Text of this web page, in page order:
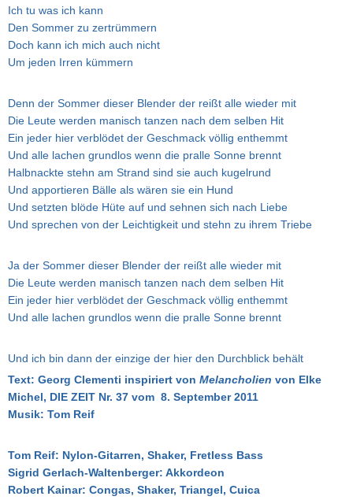
Ich tu was ich kann
Den Sommer zu zertrümmern
Doch kann ich mich auch nicht
Um jeden Irren kümmern
Denn der Sommer dieser Blender der reißt alle wieder mit
Die Leute werden manisch tanzen nach dem selben Hit
Ein jeder hier verblödet der Geschmack völlig enthemmt
Und alle lachen grundlos wenn die pralle Sonne brennt
Halbnackte stehn am Strand sind sie auch kugelrund
Und apportieren Bälle als wären sie ein Hund
Und setzten blöde Hüte auf und sehnen sich nach Liebe
Und sprechen von der Leichtigkeit und stehn zu ihrem Triebe
Ja der Sommer dieser Blender der reißt alle wieder mit
Die Leute werden manisch tanzen nach dem selben Hit
Ein jeder hier verblödet der Geschmack völlig enthemmt
Und alle lachen grundlos wenn die pralle Sonne brennt
Und ich bin dann der einzige der hier den Durchblick behält
Text: Georg Clementi inspiriert von Melancholien von Elke
Michel, DIE ZEIT Nr. 37 vom 8. September 2011
Musik: Tom Reif
Tom Reif: Nylon-Gitarren, Shaker, Fretless Bass
Sigrid Gerlach-Waltenberger: Akkordeon
Robert Kainar: Congas, Shaker, Triangel, Cuica